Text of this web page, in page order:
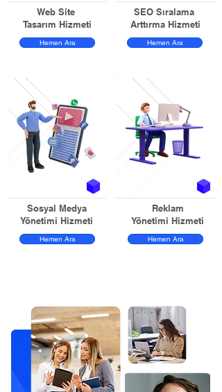
Web Site
Tasarım Hizmeti
Hemen Ara
SEO Sıralama
Arttırma Hizmeti
Hemen Ara
Sosyal Medya
Yönetimi Hizmeti
Hemen Ara
Reklam
Yönetimi Hizmeti
Hemen Ara